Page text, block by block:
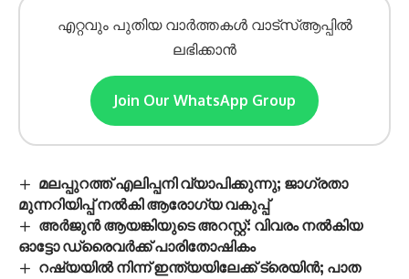
എറ്റവും പുതിയ വാർത്തകൾ വാട്സ്ആപ്പിൽ
ലഭിക്കാൻ
Join Our WhatsApp Group
മലപ്പുറത്ത് എലിപ്പനി വ്യാപിക്കുന്നു; ജാഗ്രതാ
മുന്നറിയിപ്പ് നൽകി ആരോഗ്യ വകുപ്പ്
അർജുൻ ആയങ്കിയുടെ അറസ്റ്റ്: വിവരം നൽകിയ
ഓട്ടോ ഡ്രൈവർക്ക് പാരിതോഷികം
റഷ്യയിൽ നിന്ന് ഇന്ത്യയിലേക്ക് ട്രെയിൻ; പാത